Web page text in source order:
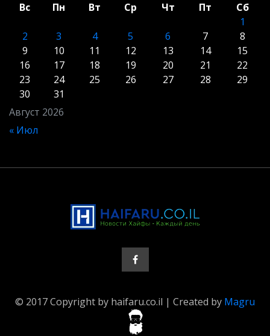
Август 2026
Вс Пн Вт Ср Чт Пт
Сб
1
2
3 4 5 6 7
8
9
10 11 12 13 14
15
16
17 18 19 20 21
22
23
24 25 26 27 28
29
30
31
« Июл
© 2017 Copyright by haifaru.co.il | Created by Magru